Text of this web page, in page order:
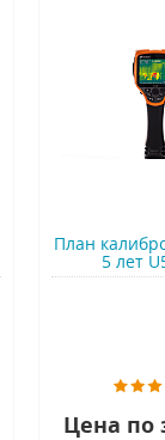
План
5 лет
Цена по